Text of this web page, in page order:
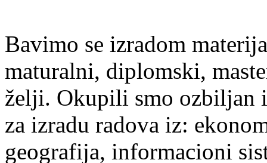
Bavimo se izradom
maturalni, diplomski,
želji. Okupili smo ozbiljan
za izradu radova iz:
geografija, informacioni